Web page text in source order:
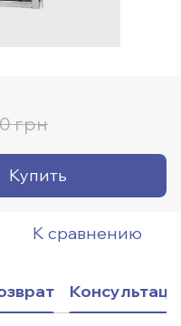
грн
Купить
К сравнению